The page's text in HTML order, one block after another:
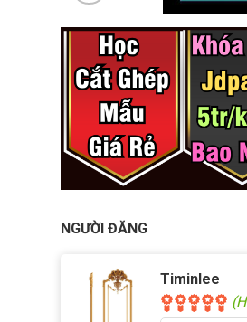
NGƯỜI ĐĂNG
Timinlee